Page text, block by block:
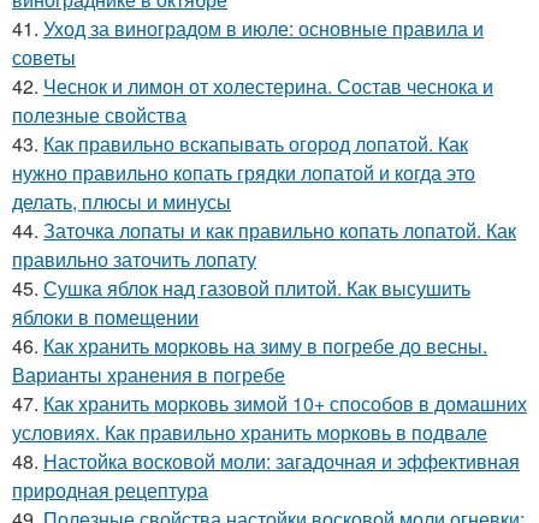
41. Уход за виноградом в июле: основные правила и
советы
42. Чеснок и лимон от холестерина. Состав чеснока и
полезные свойства
43. Как правильно вскапывать огород лопатой. Как
нужно правильно копать грядки лопатой и когда это
делать, плюсы и минусы
44. Заточка лопаты и как правильно копать лопатой. Как
правильно заточить лопату
45. Сушка яблок над газовой плитой. Как высушить
яблоки в помещении
46. Как хранить морковь на зиму в погребе до весны.
Варианты хранения в погребе
47. Как хранить морковь зимой 10+ способов в домашних
условиях. Как правильно хранить морковь в подвале
48. Настойка восковой моли: загадочная и эффективная
природная рецептура